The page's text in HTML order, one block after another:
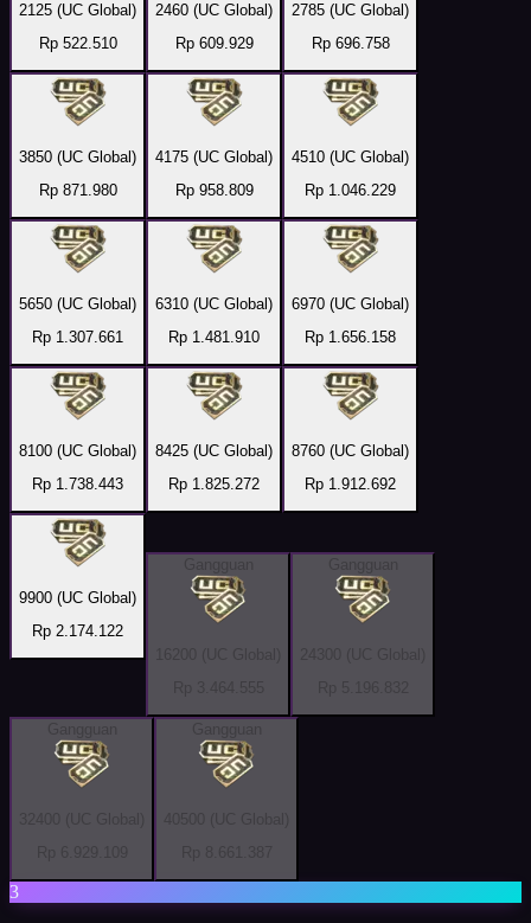
2125 (UC Global)
Rp 522.510
2460 (UC Global)
Rp 609.929
2785 (UC Global)
Rp 696.758
3850 (UC Global)
Rp 871.980
4175 (UC Global)
Rp 958.809
4510 (UC Global)
Rp 1.046.229
5650 (UC Global)
Rp 1.307.661
6310 (UC Global)
Rp 1.481.910
6970 (UC Global)
Rp 1.656.158
8100 (UC Global)
Rp 1.738.443
8425 (UC Global)
Rp 1.825.272
8760 (UC Global)
Rp 1.912.692
9900 (UC Global)
Rp 2.174.122
3